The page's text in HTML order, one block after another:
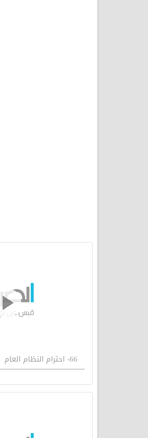
66- احترام النظام العام